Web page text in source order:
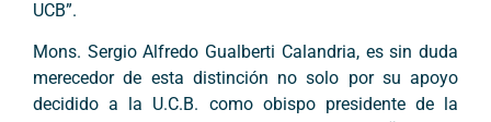
UCB”.
Mons. Sergio Alfredo Gualberti Calandria, es sin duda
merecedor de esta distinción no solo por su apoyo
decidido a la U.C.B. como obispo presidente de la